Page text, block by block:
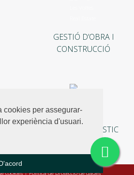
cookies per assegurar-
experiència d'usuari.
GESTIÓ D’OBRA I
CONSTRUCCIÓ
LLOGUER TURÍSTIC
cookies|Política de protecció de dades